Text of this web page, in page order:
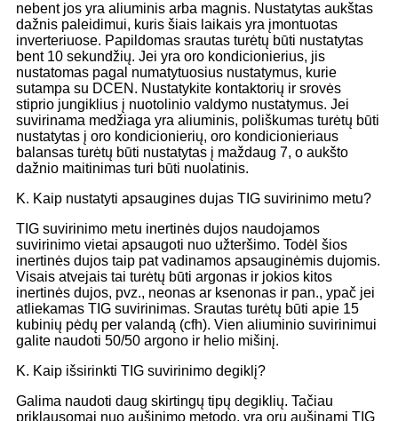
nebent jos yra aliuminis arba magnis. Nustatytas aukštas
dažnis paleidimui, kuris šiais laikais yra įmontuotas
inverteriuose. Papildomas srautas turėtų būti nustatytas
bent 10 sekundžių. Jei yra oro kondicionierius, jis
nustatomas pagal numatytuosius nustatymus, kurie
sutampa su DCEN. Nustatykite kontaktorių ir srovės
stiprio jungiklius į nuotolinio valdymo nustatymus. Jei
suvirinama medžiaga yra aliuminis, poliškumas turėtų būti
nustatytas į oro kondicionierių, oro kondicionieriaus
balansas turėtų būti nustatytas į maždaug 7, o aukšto
dažnio maitinimas turi būti nuolatinis.
K. Kaip nustatyti apsaugines dujas TIG suvirinimo metu?
TIG suvirinimo metu inertinės dujos naudojamos
suvirinimo vietai apsaugoti nuo užteršimo. Todėl šios
inertinės dujos taip pat vadinamos apsauginėmis dujomis.
Visais atvejais tai turėtų būti argonas ir jokios kitos
inertinės dujos, pvz., neonas ar ksenonas ir pan., ypač jei
atliekamas TIG suvirinimas. Srautas turėtų būti apie 15
kubinių pėdų per valandą (cfh). Vien aliuminio suvirinimui
galite naudoti 50/50 argono ir helio mišinį.
K. Kaip išsirinkti TIG suvirinimo degiklį?
Galima naudoti daug skirtingų tipų degiklių. Tačiau
priklausomai nuo aušinimo metodo, yra oru aušinami TIG